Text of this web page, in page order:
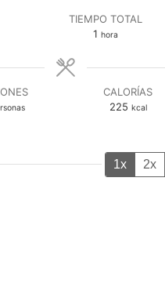
TIEMPO TOTAL
1 hora
hora
CALORÍAS
225 kcal
1x 2x